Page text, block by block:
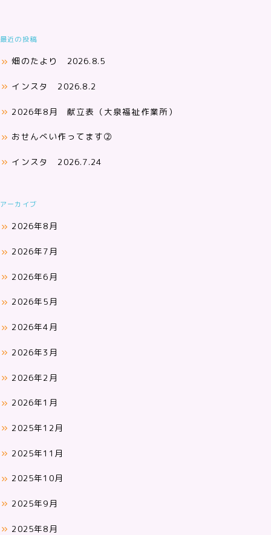
最近の投稿
畑のたより 2026.8.5
インスタ 2026.8.2
2026年8月 献立表（大泉福祉作業所）
おせんべい作ってます②
インスタ 2026.7.24
アーカイブ
2026年8月
2026年7月
2026年6月
2026年5月
2026年4月
2026年3月
2026年2月
2026年1月
2025年12月
2025年11月
2025年10月
2025年9月
2025年8月